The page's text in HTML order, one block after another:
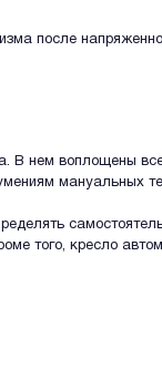
после
нем воплощены все
мануальных
того, кресло